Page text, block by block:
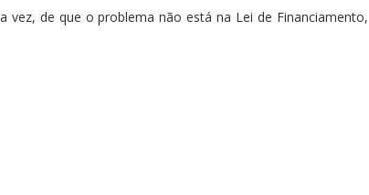
de que o problema não está na Lei de Financiamento,